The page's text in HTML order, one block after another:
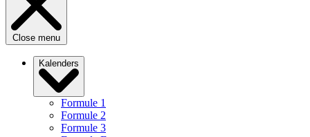
Close menu
Kalenders
Formule 1
Formule 2
Formule 3